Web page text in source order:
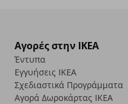
Αγορές στην IKEA
Έντυπα
Εγγυήσεις IKEA
Σχεδιαστικά Προγράμματα
Αγορά Δωρoκάρτας IKEA